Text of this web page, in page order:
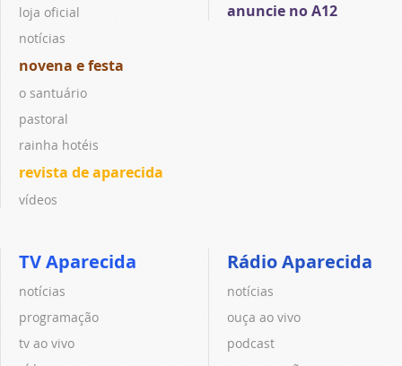
loja oficial
notícias
novena e festa
o santuário
pastoral
rainha hotéis
revista de aparecida
vídeos
anuncie no A12
TV Aparecida
notícias
programação
tv ao vivo
Rádio Aparecida
notícias
ouça ao vivo
podcast